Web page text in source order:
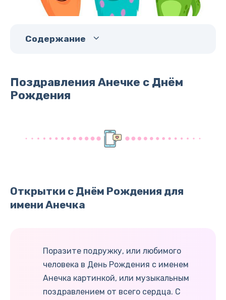
Содержание
Поздравления Анечке с Днём
Рождения
Открытки с Днём Рождения для
имени Анечка
Поразите подружку, или любимого
человека в День Рождения с именем
Анечка картинкой, или музыкальным
поздравлением от всего сердца. С